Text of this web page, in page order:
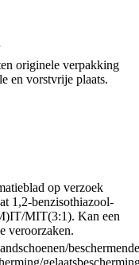
originele verpakking
en vorstvrije plaats.
op verzoek
1,2-benzisothiazool-
MIT(3:1). Kan een
veroorzaken.
beschermende